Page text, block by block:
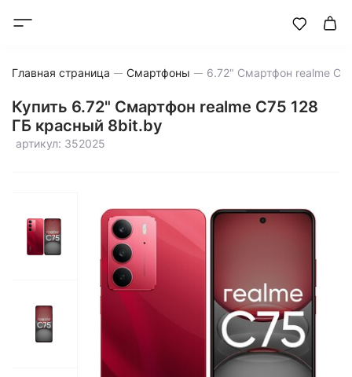
Главная страница Смартфоны
Купить 6.72" Смартфон realme C75 128
ГБ красный 8bit.by
артикул: 352025